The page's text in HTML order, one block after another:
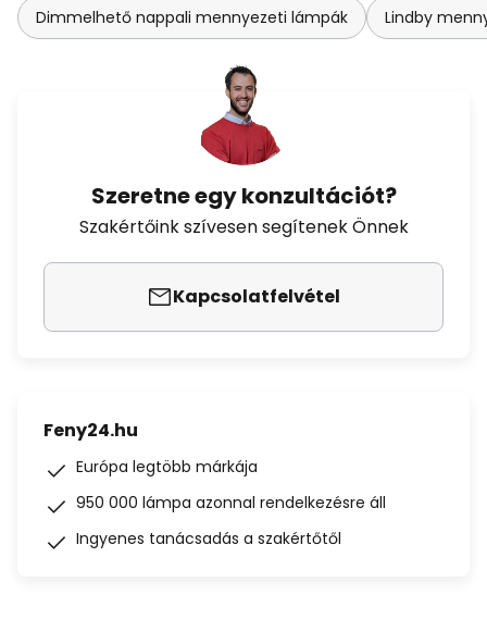
Dimmelhető nappali mennyezeti lámpák Lindby
Szeretne egy konzultációt?
Szakértőink szívesen segítenek Önnek
Kapcsolatfelvétel
Feny24.hu
Európa legtöbb márkája
950 000 lámpa azonnal rendelkezésre áll
Ingyenes tanácsadás a szakértőtől